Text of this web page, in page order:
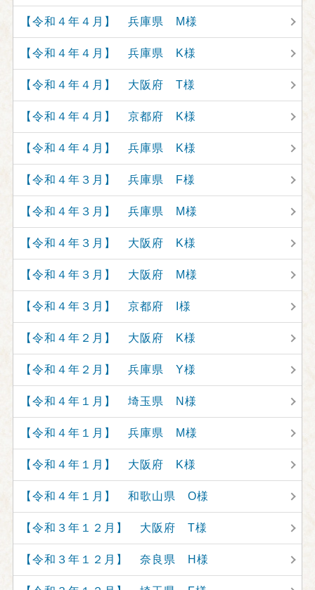
【令和４年４月】 兵庫県 M様
【令和４年４月】 兵庫県 K様
【令和４年４月】 大阪府 T様
【令和４年４月】 京都府 K様
【令和４年４月】 兵庫県 K様
【令和４年３月】 兵庫県 F様
【令和４年３月】 兵庫県 M様
【令和４年３月】 大阪府 K様
【令和４年３月】 大阪府 M様
【令和４年３月】 京都府 I様
【令和４年２月】 大阪府 K様
【令和４年２月】 兵庫県 Y様
【令和４年１月】 埼玉県 N様
【令和４年１月】 兵庫県 M様
【令和４年１月】 大阪府 K様
【令和４年１月】 和歌山県 O様
【令和３年１２月】 大阪府 T様
【令和３年１２月】 奈良県 H様